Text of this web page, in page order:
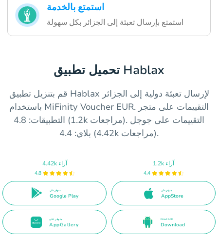
استمتع بالخدمة
استمتع بإرسال تعبئة إلى الجزائر بكل سهولة
تحميل تطبيق Hablax
قم بتنزيل تطبيق Hablax لإرسال تعبئة دولية إلى الجزائر
باستخدام MiFinity Voucher EUR. التقييمات على متجر
التطبيقات: 4.8 (1.2k مراجعات). التقييمات على جوجل
بلاي: 4.4 (4.42k مراجعات).
4.42k آراء
4.8
متوفر على
Google Play
1.2k آراء
4.4
متوفر على
AppStore
متوفر على
AppGallery
Direct APK
Download